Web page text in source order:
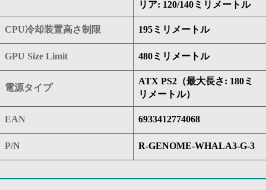
リア: 120/140ミリメートル
CPU冷却装置高さ制限 195ミリメートル
GPU Size Limit 480ミリメートル
電源タイプ
ATX PS2（最大長さ: 180ミ
リメートル）
EAN 6933412774068
P/N R-GENOME-WHALA3-G-3